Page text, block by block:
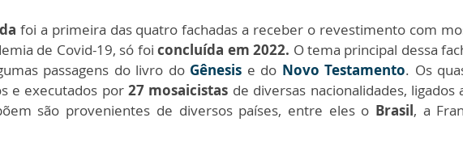
foi a primeira das quatro fachadas a receber o revestimento com
de Covid-19, só foiconcluída em 2022. O tema principal dessa
passagens do livro do Gênesis e do Novo Testamento. Os
e executados por 27 mosaicistas de diversas nacionalidades, ligados
são provenientes de diversos países, entre eles o Brasil, a